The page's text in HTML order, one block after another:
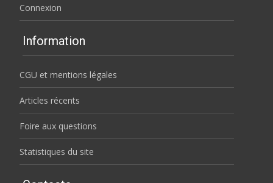
Connexion
Information
CGU et mentions légales
Articles récents
Foire aux questions
Statistiques du site